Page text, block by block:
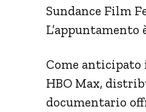
Sundance Film
L’appuntamento
Come anticipato
HBO Max,
documentario